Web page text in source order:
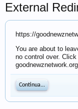
External
https://
You are about to
no control over.
Continua...